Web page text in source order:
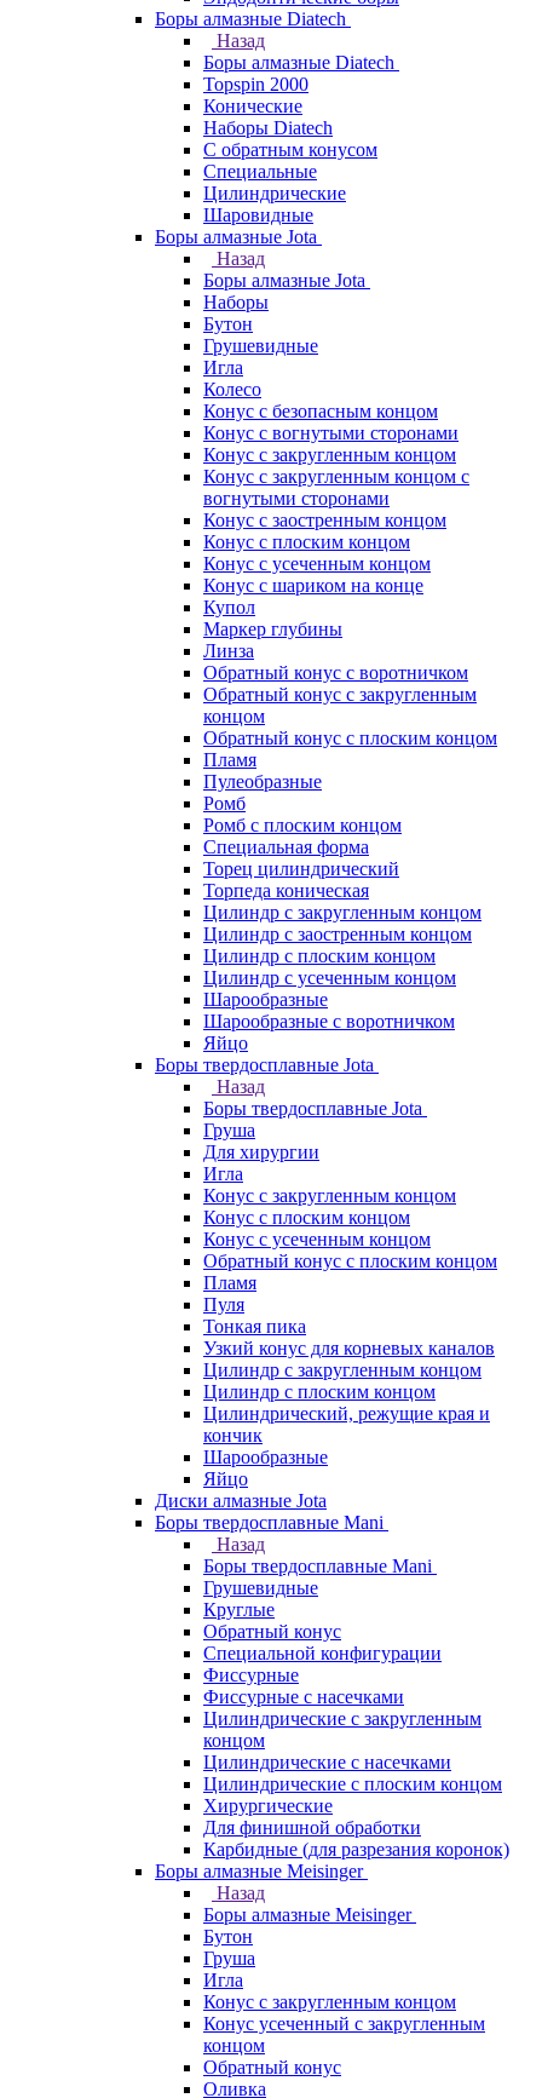
Боры алмазные Diatech
Назад
Боры алмазные Diatech
Topspin 2000
Конические
Наборы Diatech
С обратным конусом
Специальные
Цилиндрические
Шаровидные
Боры алмазные Jota
Назад
Боры алмазные Jota
Наборы
Бутон
Грушевидные
Игла
Колесо
Конус с безопасным концом
Конус с вогнутыми сторонами
Конус с закругленным концом
Конус с закругленным концом с
вогнутыми сторонами
Конус с заостренным концом
Конус с плоским концом
Конус с усеченным концом
Конус с шариком на конце
Купол
Маркер глубины
Линза
Обратный конус с воротничком
Обратный конус с закругленным
концом
Обратный конус с плоским концом
Пламя
Пулеобразные
Ромб
Ромб с плоским концом
Специальная форма
Торец цилиндрический
Торпеда коническая
Цилиндр с закругленным концом
Цилиндр с заостренным концом
Цилиндр с плоским концом
Цилиндр с усеченным концом
Шарообразные
Шарообразные с воротничком
Яйцо
Боры твердосплавные Jota
Назад
Боры твердосплавные Jota
Груша
Для хирургии
Игла
Конус с закругленным концом
Конус с плоским концом
Конус с усеченным концом
Обратный конус с плоским концом
Пламя
Пуля
Тонкая пика
Узкий конус для корневых каналов
Цилиндр с закругленным концом
Цилиндр с плоским концом
Цилиндрический, режущие края и
кончик
Шарообразные
Яйцо
Диски алмазные Jota
Боры твердосплавные Mani
Назад
Боры твердосплавные Mani
Грушевидные
Круглые
Обратный конус
Специальной конфигурации
Фиссурные
Фиссурные с насечками
Цилиндрические с закругленным
концом
Цилиндрические с насечками
Цилиндрические с плоским концом
Хирургические
Для финишной обработки
Карбидные (для разрезания коронок)
Боры алмазные Meisinger
Назад
Боры алмазные Meisinger
Бутон
Груша
Игла
Конус c закругленным концом
Конус усеченный c закругленным
концом
Обратный конус
Оливка